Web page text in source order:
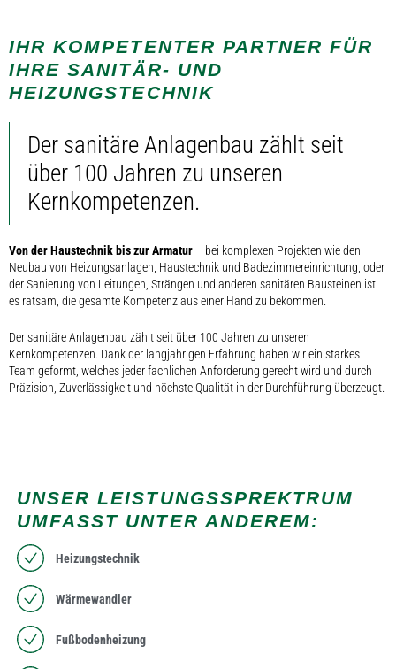
IHR KOMPETENTER PARTNER FÜR
IHRE SANITÄR- UND
HEIZUNGSTECHNIK
Der sanitäre Anlagenbau zählt seit
über 100 Jahren zu unseren
Kernkompetenzen.
Von der Haustechnik bis zur Armatur – bei komplexen Projekten wie den
Neubau von Heizungsanlagen, Haustechnik und Badezimmereinrichtung, oder
der Sanierung von Leitungen, Strängen und anderen sanitären Bausteinen ist
es ratsam, die gesamte Kompetenz aus einer Hand zu bekommen.
Der sanitäre Anlagenbau zählt seit über 100 Jahren zu unseren
Kernkompetenzen. Dank der langjährigen Erfahrung haben wir ein starkes
Team geformt, welches jeder fachlichen Anforderung gerecht wird und durch
Präzision, Zuverlässigkeit und höchste Qualität in der Durchführung überzeugt.
UNSER LEISTUNGSSPREKTRUM
UMFASST UNTER ANDEREM:
Heizungstechnik
Wärmewandler
Fußbodenheizung